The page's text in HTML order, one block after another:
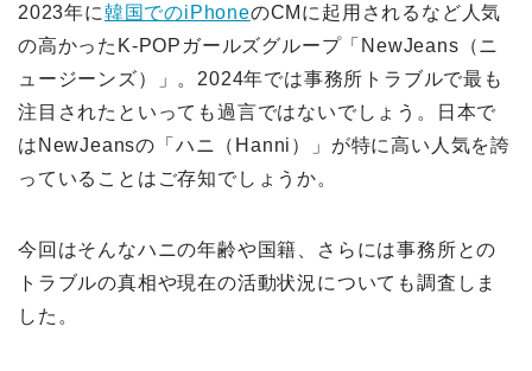
2023年に韓国でのiPhoneのCMに起用されるなど人気
の高かったK‑POPガールズグループ「NewJeans（ニ
ュージーンズ）」。2024年では事務所トラブルで最も
注目されたといっても過言ではないでしょう。日本で
はNewJeansの「ハニ（Hanni）」が特に高い人気を誇
っていることはご存知でしょうか。
今回はそんなハニの年齢や国籍、さらには事務所との
トラブルの真相や現在の活動状況についても調査しま
した。